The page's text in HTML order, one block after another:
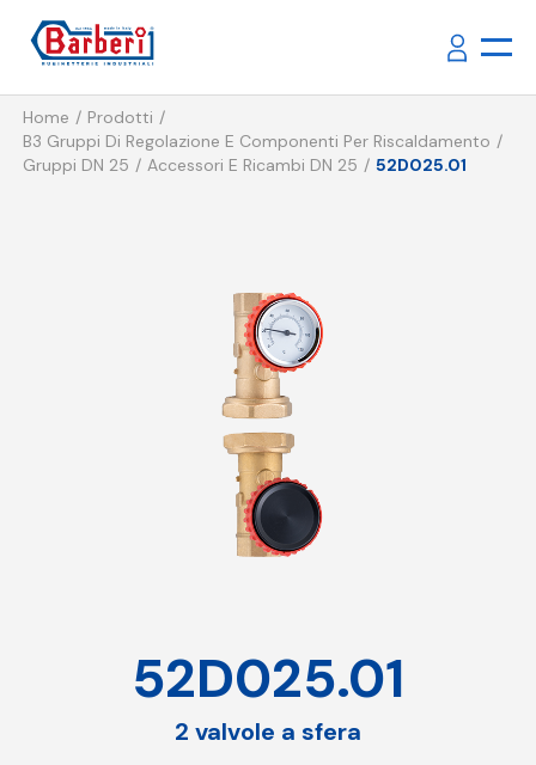
Home
Prodotti
B3 Gruppi Di Regolazione E Componenti Per Riscaldamento
Gruppi DN 25
Accessori E Ricambi DN 25 52D025.01
52D025.01
2 valvole a sfera